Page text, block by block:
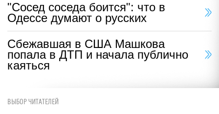
"Сосед соседа боится": что в
Одессе думают о русских
Сбежавшая в США Машкова
попала в ДТП и начала публично
каяться
ВЫБОР ЧИТАТЕЛЕЙ